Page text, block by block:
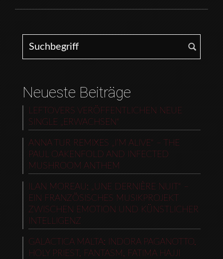
Search for:
Neueste Beiträge
LEFTOVERS VERÖFFENTLICHEN NEUE
SINGLE „ERWACHSEN“
ANNA TUR REMIXES „I’M ALIVE“ – THE
PAUL OAKENFOLD AND INFECTED
MUSHROOM ANTHEM
ILAN MOREAU: „UNE DERNIÈRE NUIT“ –
EIN FRANZÖSISCHES MUSIKPROJEKT
ZWISCHEN EMOTION UND KÜNSTLICHER
INTELLIGENZ
GALACTICA MALTA: INDORA PAGANOTTO,
HOLY PRIEST, FANTASM, FATIMA HAJJI